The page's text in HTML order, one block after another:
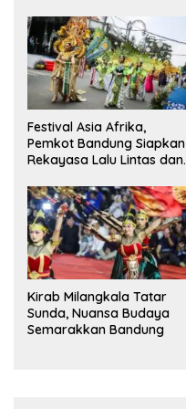
Festival Asia Afrika,
Pemkot Bandung Siapkan
Rekayasa Lalu Lintas dan
Kirab Milangkala Tatar
Sunda, Nuansa Budaya
Semarakkan Bandung